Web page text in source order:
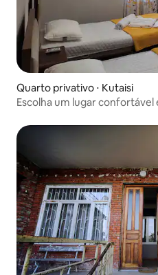
Quarto privativo ⋅ Kutaisi
Escolha um lugar confortável